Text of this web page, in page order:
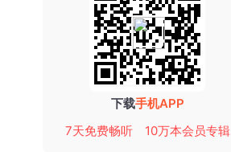
下载手机APP
7天免费畅听
10万本会员专辑